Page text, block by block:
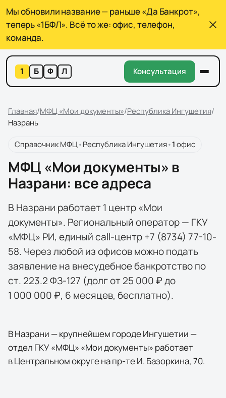
Мы обновили название — раньше «Да Банкрот»,
теперь «1БФЛ». Всё то же: офис, телефон,
команда.
1 Б Ф Л Консультация
Главная/МФЦ «Мои документы»/Республика Ингушетия/
Назрань
Справочник МФЦ•Республика Ингушетия•1офис
МФЦ «Мои документы» в
Назрани: все адреса
В Назрани работает 1 центр «Мои
документы». Региональный оператор — ГКУ
«МФЦ» РИ, единый call-центр +7 (8734) 77-10-
58. Через любой из офисов можно подать
заявление на внесудебное банкротство по
ст. 223.2 ФЗ-127 (долг от 25 000 ₽ до
1 000 000 ₽, 6 месяцев, бесплатно).
В Назрани — крупнейшем городе Ингушетии —
отдел ГКУ «МФЦ» «Мои документы» работает
в Центральном округе на пр-те И. Базоркина, 70.